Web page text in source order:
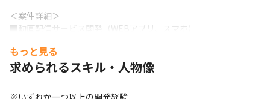
＜案件詳細＞
■動画配信サービス開発（WEBアプリ、スマホ）
プロイ/保守
【開発環境】
otlin
もっと見る
求められるスキル・人物像
※いずれか一つ以上の開発経験